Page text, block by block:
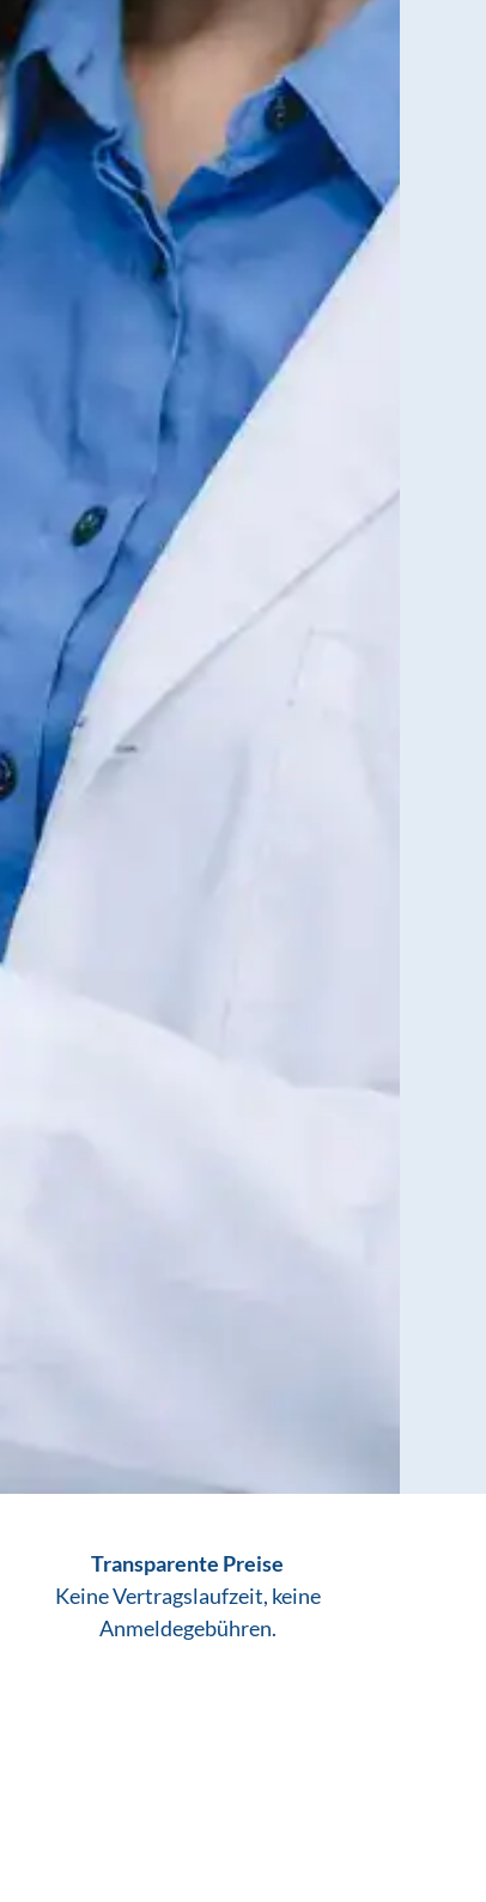
Transparente Preise
Keine Vertragslaufzeit, keine
Anmeldegebühren.